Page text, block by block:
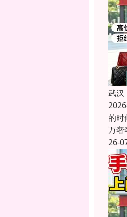
武汉
的时
万奢
26-